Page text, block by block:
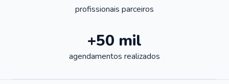
profissionais parceiros
+50 mil
agendamentos realizados